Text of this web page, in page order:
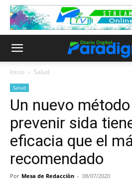
Inicio Salud
Salud
Un nuevo
prevenir sida
eficacia que el
recomendado
Por Mesa de Redacciòn - 08/07/2020